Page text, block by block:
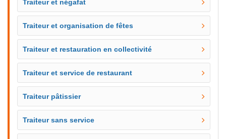
Traiteur et négafat
Traiteur et organisation de fêtes
Traiteur et restauration en collectivité
Traiteur et service de restaurant
Traiteur pâtissier
Traiteur sans service